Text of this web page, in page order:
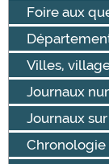
Foire aux
Villes,
Journaux
Journaux
Chronologie